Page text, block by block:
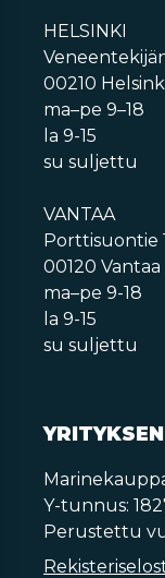
HELSINKI
00210
ma–pe 9–18
la 9-15
su suljettu
VANTAA
Porttisuontie
00120
ma–pe 9-18
la 9-15
su suljettu
Y-tunnus:
Perustettu